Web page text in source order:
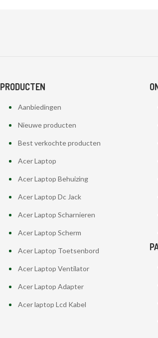
PRODUCTEN
Aanbiedingen
Nieuwe producten
Best verkochte producten
Acer Laptop
Acer Laptop Behuizing
Acer Laptop Dc Jack
Acer Laptop Scharnieren
Acer Laptop Scherm
Acer Laptop Toetsenbord
Acer Laptop Ventilator
Acer Laptop Adapter
Acer laptop Lcd Kabel